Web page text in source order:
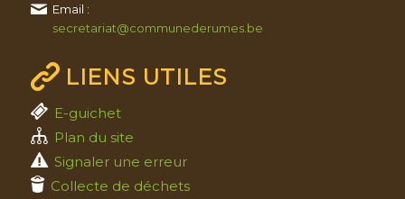
Email :
secretariat@communederumes.be
LIENS UTILES
E-guichet
Plan du site
Signaler une erreur
Collecte de déchets